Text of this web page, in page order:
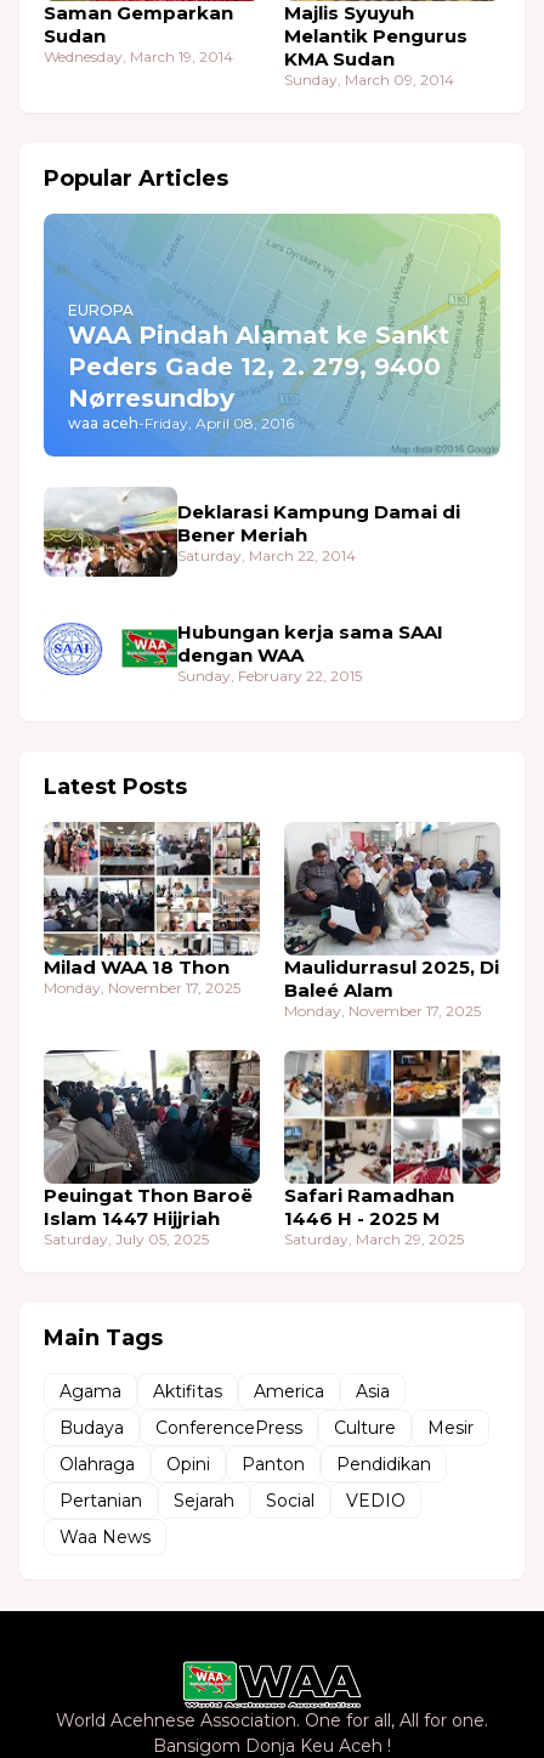
Saman Gemparkan
Sudan
Wednesday, March 19, 2014
Majlis Syuyuh
Melantik Pengurus
KMA Sudan
Sunday, March 09, 2014
Popular Articles
EUROPA
WAA Pindah Alamat ke Sankt
Peders Gade 12, 2. 279, 9400
Nørresundby
waa aceh-Friday, April 08, 2016
Deklarasi Kampung Damai di
Bener Meriah
Saturday, March 22, 2014
Hubungan kerja sama SAAI
dengan WAA
Sunday, February 22, 2015
Latest Posts
Milad WAA 18 Thon
Monday, November 17, 2025
Maulidurrasul 2025, Di
Baleé Alam
Monday, November 17, 2025
Peuingat Thon Baroë
Islam 1447 Hijjriah
Saturday, July 05, 2025
Safari Ramadhan
1446 H - 2025 M
Saturday, March 29, 2025
Main Tags
Agama Aktifitas America
Asia
Budaya
ConferencePress Culture
Mesir
Olahraga
Opini Panton
Pendidikan
Pertanian
Sejarah Social
VEDIO
Waa News
World Acehnese Association. One for all, All for one.
Bansigom Donja Keu Aceh !